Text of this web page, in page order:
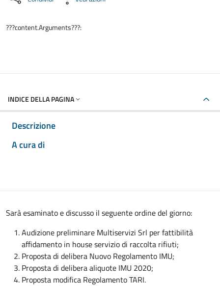
???content.Arguments???:
INDICE DELLA PAGINA
Descrizione
A cura di
Sarà esaminato e discusso il seguente ordine del giorno:
Audizione preliminare Multiservizi Srl per fattibilità
affidamento in house servizio di raccolta rifiuti;
Proposta di delibera Nuovo Regolamento IMU;
Proposta di delibera aliquote IMU 2020;
Proposta modifica Regolamento TARI.